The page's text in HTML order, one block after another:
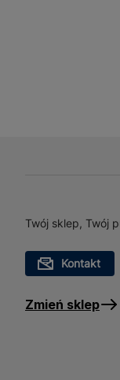
Twój sklep, Twój
Kontakt
Zmień sklep